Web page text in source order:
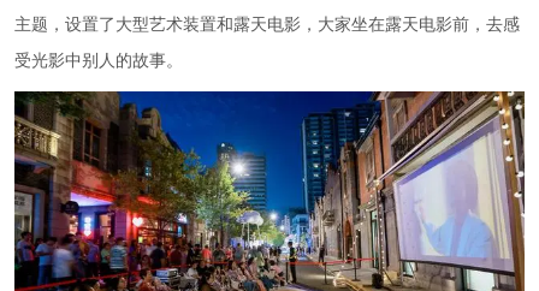
主题，设置了大型艺术装置和露天电影，大家坐在露天电影前，去感
受光影中别人的故事。